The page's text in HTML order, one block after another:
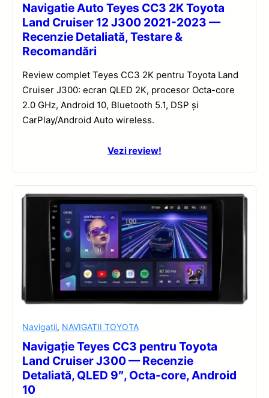
Navigatie Auto Teyes CC3 2K Toyota
Land Cruiser 12 J300 2021-2023 —
Recenzie Detaliată, Testare &
Recomandări
Review complet Teyes CC3 2K pentru Toyota Land
Cruiser J300: ecran QLED 2K, procesor Octa-core
2.0 GHz, Android 10, Bluetooth 5.1, DSP și
CarPlay/Android Auto wireless.
Vezi review!
Navigatii, NAVIGATII TOYOTA
Navigație Teyes CC3 pentru Toyota
Land Cruiser J300 — Recenzie
Detaliată, QLED 9″, Octa-core, Android
10